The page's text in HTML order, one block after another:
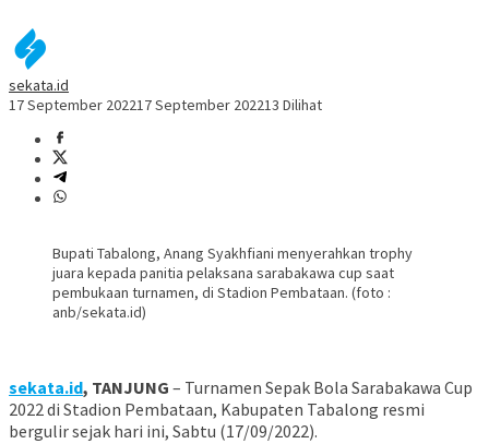
sekata.id
17 September 202217 September 202213 Dilihat
Bupati Tabalong, Anang Syakhfiani menyerahkan trophy
juara kepada panitia pelaksana sarabakawa cup saat
pembukaan turnamen, di Stadion Pembataan. (foto :
anb/sekata.id)
sekata.id, TANJUNG – Turnamen Sepak Bola Sarabakawa Cup
2022 di Stadion Pembataan, Kabupaten Tabalong resmi
bergulir sejak hari ini, Sabtu (17/09/2022).